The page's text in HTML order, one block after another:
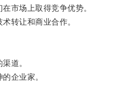
市场上取得竞争优势。
转让和商业合作。
道。
企业家。